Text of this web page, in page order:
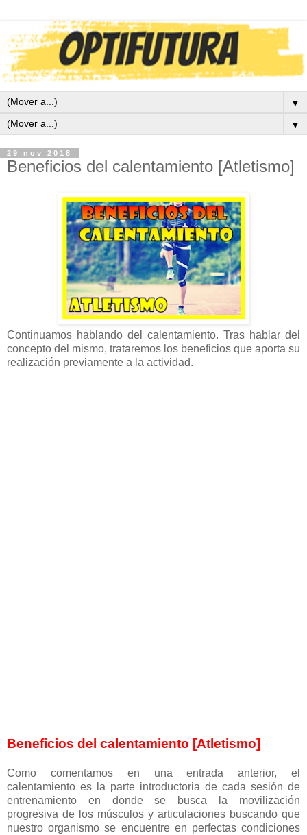
▼
▼
29 nov 2018
Beneficios del calentamiento [Atletismo]
Continuamos hablando del calentamiento. Tras hablar del
concepto del mismo, trataremos los beneficios que aporta su
realización previamente a la actividad.
Beneficios del calentamiento [Atletismo]
Como comentamos en una entrada anterior, el
calentamiento es la parte introductoria de cada sesión de
entrenamiento en donde se busca la movilización
progresiva de los músculos y articulaciones buscando que
nuestro organismo se encuentre en perfectas condiciones